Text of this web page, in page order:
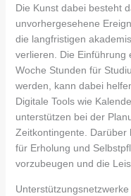
Die Kunst dabei besteht
unvorhergesehene
die langfristigen
verlieren. Die Einführung
Woche Stunden für
werden, kann dabei
Digitale Tools wie
unterstützen bei der
Zeitkontingente. Darüber
für Erholung und
vorzubeugen und die